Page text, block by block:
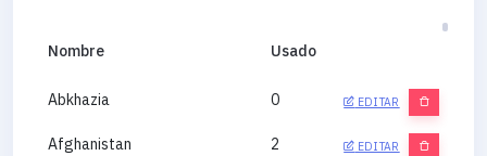
Nombre Usado
Abkhazia 0 EDITAR
Afghanistan 2 EDITAR